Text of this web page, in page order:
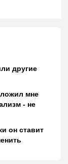
другие
мне
- не
он ставит